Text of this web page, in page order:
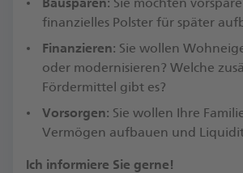
finanzielles Polster für später
Finanzieren: Sie wollen
oder modernisieren? Welche
Fördermittel gibt es?​
Vorsorgen: Sie wollen Ihre
Vermögen aufbauen und
​Ich informiere Sie gerne!